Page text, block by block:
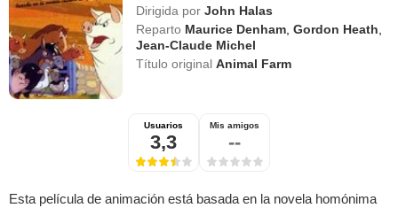
Dirigida por John Halas
Reparto Maurice Denham ,Gordon Heath
Jean-Claude Michel
Título originalAnimal Farm
Usuarios
3,3
Mis amigos
--
Esta película de animación está basada en la novela homónima